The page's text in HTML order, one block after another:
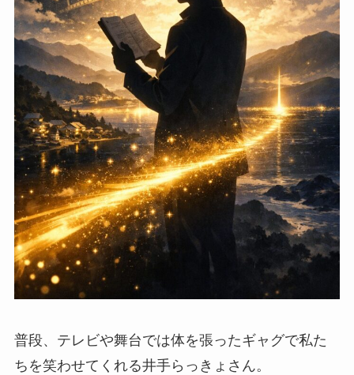
普段、テレビや舞台では体を張ったギャグで私た
ちを笑わせてくれる井手らっきょさん。